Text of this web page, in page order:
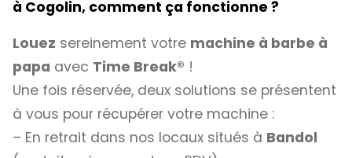
à Cogolin, comment ça fonctionne ?
Louez sereinement votre machine à barbe à
papa avec Time Break® !
Une fois réservée, deux solutions se présentent
à vous pour récupérer votre machine :
– En retrait dans nos locaux situés à Bandol